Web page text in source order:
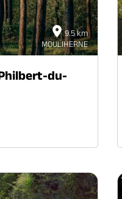
9.5 km
MOULIHERNE
du-